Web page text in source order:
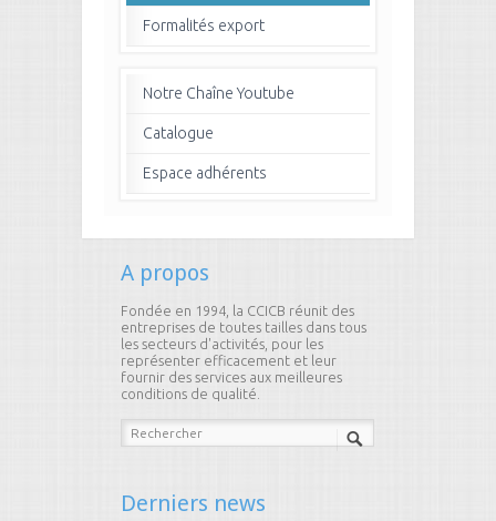
Formalités export
Notre Chaîne Youtube
Catalogue
Espace adhérents
A propos
Fondée en 1994, la CCICB réunit des
entreprises de toutes tailles dans tous
les secteurs d'activités, pour les
représenter efficacement et leur
fournir des services aux meilleures
conditions de qualité.
Derniers news